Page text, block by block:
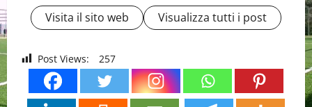
Visita il sito web Visualizza tutti i post
Post Views: 257